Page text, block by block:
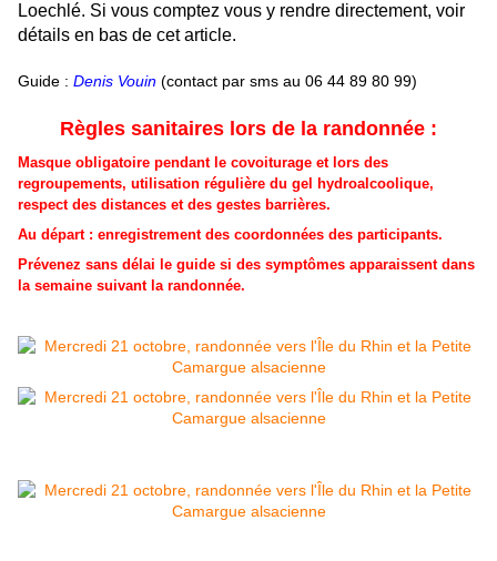
Loechlé. Si vous comptez vous y rendre directement, voir
détails en bas de cet article.
Guide : Denis Vouin (contact par sms au 06 44 89 80 99)
Règles sanitaires lors de la randonnée :
Masque obligatoire pendant le covoiturage et lors des
regroupements, utilisation régulière du gel hydroalcoolique,
respect des distances et des gestes barrières.
Au départ : enregistrement des coordonnées des participants.
Prévenez sans délai le guide si des symptômes apparaissent dans
la semaine suivant la randonnée.